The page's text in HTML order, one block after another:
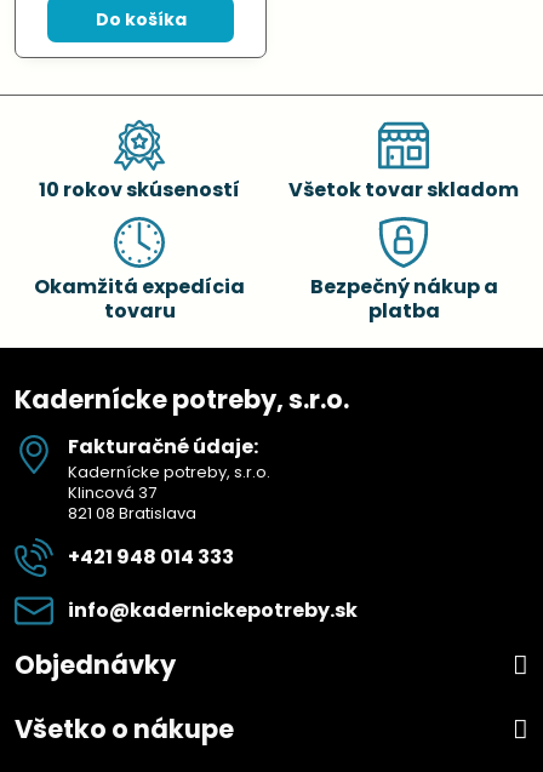
Do košíka
10 rokov skúseností Všetok tovar skladom
Okamžitá expedícia
tovaru
Bezpečný nákup a
platba
Kadernícke potreby, s.r.o.
Fakturačné údaje:
Kadernícke potreby, s.r.o.
Klincová 37
821 08 Bratislava
+421 948 014 333
info​@kadernickepotreby​.sk
Objednávky
Všetko o nákupe